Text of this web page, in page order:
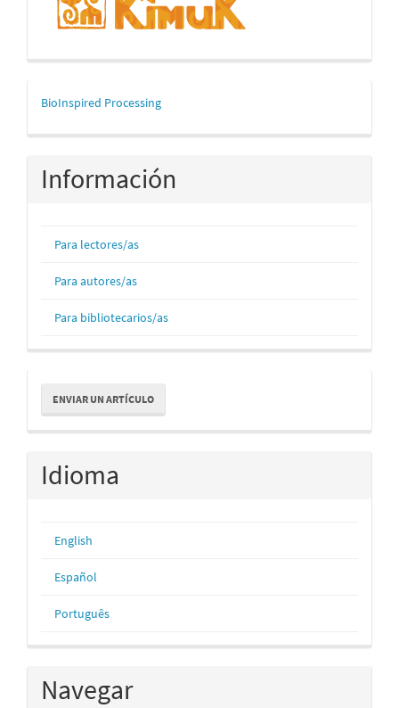
mascerca
BioInspired Processing
Información
Para lectores/as
Para autores/as
Para bibliotecarios/as
Enviar
un
artículo
ENVIAR UN ARTÍCULO
Idioma
English
Español
Português
Navegar